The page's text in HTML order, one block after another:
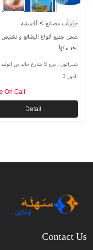
خامات مصانع > أقمشة
شحن جميع أنواع البضائع و تخليص
إجراءاتها
شيراتون , برج 9 شارع خالد بن
الدور 3
On Call
Detail
Contact Us